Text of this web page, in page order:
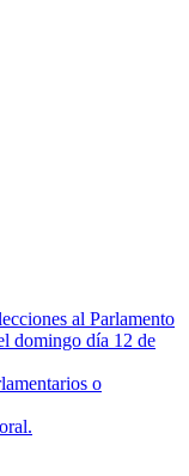
al Parlamento
domingo día 12 de
o